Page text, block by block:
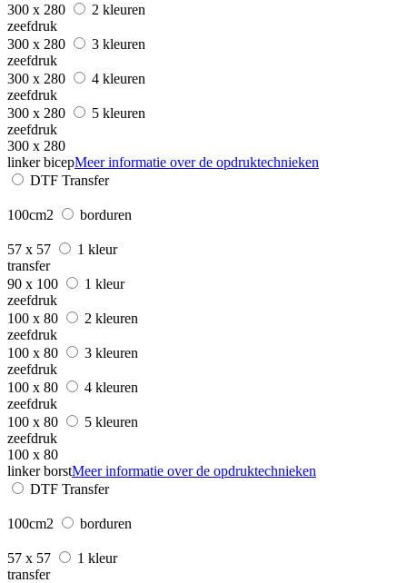
300 x 280
2 kleuren
zeefdruk
300 x 280
3 kleuren
zeefdruk
300 x 280
4 kleuren
zeefdruk
300 x 280
5 kleuren
zeefdruk
300 x 280
linker bicepMeer informatie over de opdruktechnieken
DTF Transfer
100cm2 borduren
57 x 57
1 kleur
transfer
90 x 100
1 kleur
zeefdruk
100 x 80
2 kleuren
zeefdruk
100 x 80
3 kleuren
zeefdruk
100 x 80
4 kleuren
zeefdruk
100 x 80
5 kleuren
zeefdruk
100 x 80
linker borstMeer informatie over de opdruktechnieken
DTF Transfer
100cm2 borduren
57 x 57
1 kleur
transfer